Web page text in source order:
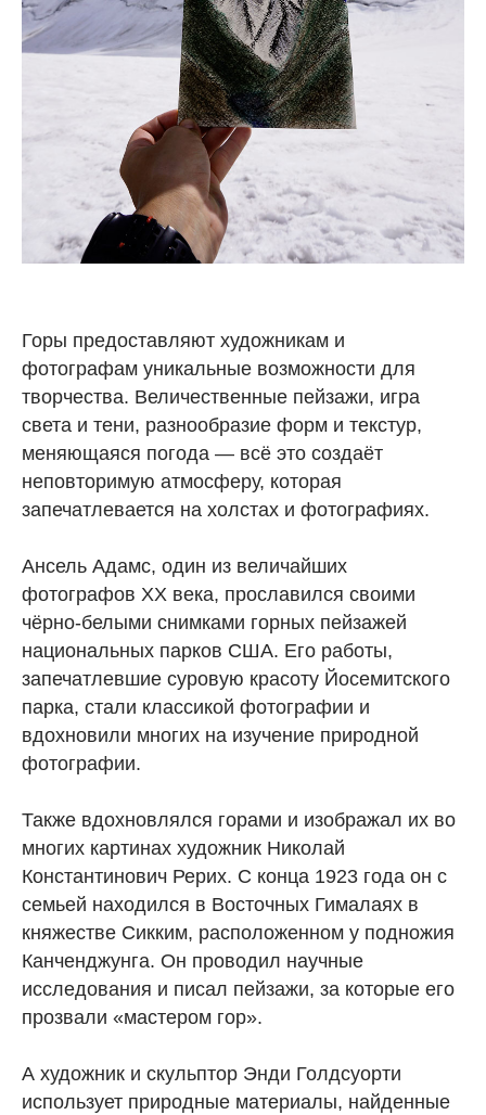
Горы предоставляют художникам и
фотографам уникальные возможности для
творчества. Величественные пейзажи, игра
света и тени, разнообразие форм и текстур,
меняющаяся погода — всё это создаёт
неповторимую атмосферу, которая
запечатлевается на холстах и фотографиях.
Ансель Адамс, один из величайших
фотографов XX века, прославился своими
чёрно-белыми снимками горных пейзажей
национальных парков США. Его работы,
запечатлевшие суровую красоту Йосемитского
парка, стали классикой фотографии и
вдохновили многих на изучение природной
фотографии.
Также вдохновлялся горами и изображал их во
многих картинах художник Николай
Константинович Рерих. С конца 1923 года он с
семьей находился в Восточных Гималаях в
княжестве Сикким, расположенном у подножия
Канченджунга. Он проводил научные
исследования и писал пейзажи, за которые его
прозвали «мастером гор».
А художник и скульптор Энди Голдсуорти
использует природные материалы, найденные